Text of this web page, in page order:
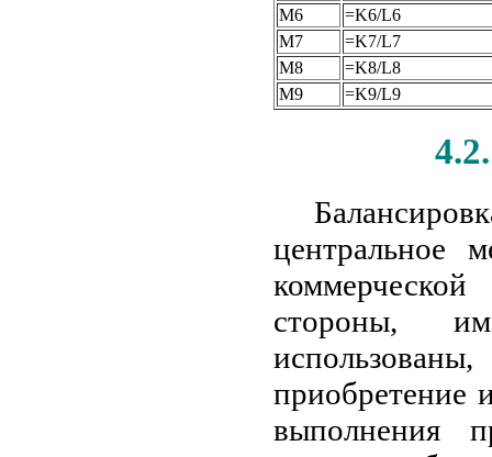
М6
=K6/L6
М7
=K7/L7
М8
=K8/L8
М9
=K9/L9
центральное
стороны,
приобретение
выполнения